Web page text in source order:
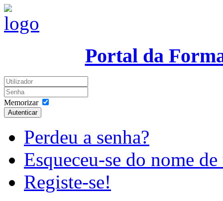
Portal da
Memorizar
Autenticar
Perdeu a senha?
Esqueceu-se do nome
Registe-se!